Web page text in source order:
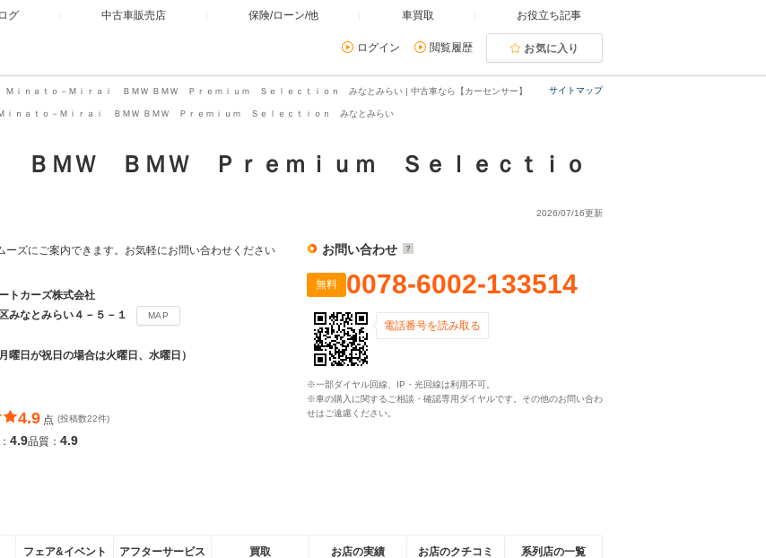
グ 中古車販売店 保険/ローン/他 車買取 お役立ち記事
ログイン 閲覧履歴 お気に入り
サイトマップ
Ｍｉｎａｔｏ－Ｍｉｒａｉ ＢＭＷ ＢＭＷ Ｐｒｅｍｉｕｍ Ｓｅｌｅｃｔｉｏｎ みなとみらい | 中古車なら【カーセンサー】
ｉｎａｔｏ－Ｍｉｒａｉ ＢＭＷ ＢＭＷ Ｐｒｅｍｉｕｍ Ｓｅｌｅｃｔｉｏｎ みなとみらい
ＢＭＷ ＢＭＷ Ｐｒｅｍｉｕｍ Ｓｅｌｅｃｔｉｏ
2026/07/16更新
ーズにご案内できます。お気軽にお問い合わせください
トカーズ株式会社
みなとみらい４－５－１ MAP
曜日が祝日の場合は火曜日、水曜日）
4.9 点 (投稿数22件)
4.9品質： 4.9
お問い合わせ
無料 0078-6002-133514
電話番号を読み取る
※一部ダイヤル回線、IP・光回線は利用不可。
※車の購入に関するご相談・確認専用ダイヤルです。その他のお問い合わ
せはご遠慮ください。
フェア&イベント アフターサービス 買取 お店の実績 お店のクチコミ 系列店の一覧